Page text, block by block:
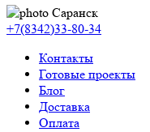
Саранск
+7(8342)33-80-34
Контакты
Готовые проекты
Блог
Доставка
Оплата